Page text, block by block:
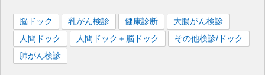
東京駅 品川駅 横浜駅 戸塚駅 渋谷駅 新宿駅
池袋 駅 立川駅 八王子 駅 吉祥寺 駅 三鷹駅
千葉 駅 駅 成田 駅
■京王井の頭線
脳ドック 乳がん検診 健康診断
大腸がん検診
人間ドック
人間ドック＋脳ドック
その他検診/ドック
肺がん検診